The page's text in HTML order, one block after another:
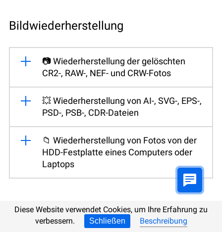
Bildwiederherstellung
📷 Wiederherstellung der gelöschten
CR2-, RAW-, NEF- und CRW-Fotos
💥 Wiederherstellung von AI-, SVG-, EPS-,
PSD-, PSB-, CDR-Dateien
📁 Wiederherstellung von Fotos von der
HDD-Festplatte eines Computers oder
Laptops
Verlauf, Kontakte und Nachrichten
wiederherstellen
Diese Website verwendet Cookies, um Ihre Erfahrung zu
verbessern.
Schließen Beschreibung